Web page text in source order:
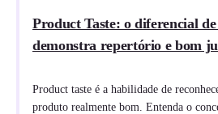
Product Taste: o diferencial
demonstra repertório e bom
Product taste é a habilidade de
produto realmente bom. Entenda o